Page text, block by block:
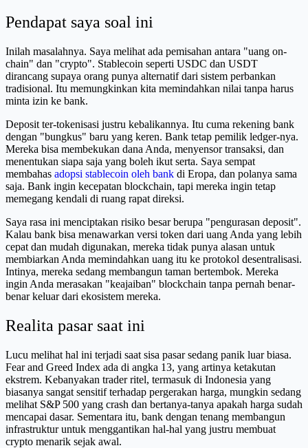
Pendapat saya soal ini
Inilah masalahnya. Saya melihat ada pemisahan antara "uang on-
chain" dan "crypto". Stablecoin seperti USDC dan USDT
dirancang supaya orang punya alternatif dari sistem perbankan
tradisional. Itu memungkinkan kita memindahkan nilai tanpa harus
minta izin ke bank.
Deposit ter-tokenisasi justru kebalikannya. Itu cuma rekening bank
dengan "bungkus" baru yang keren. Bank tetap pemilik ledger-nya.
Mereka bisa membekukan dana Anda, menyensor transaksi, dan
menentukan siapa saja yang boleh ikut serta. Saya sempat
membahas adopsi stablecoin oleh bank di Eropa, dan polanya sama
saja. Bank ingin kecepatan blockchain, tapi mereka ingin tetap
memegang kendali di ruang rapat direksi.
Saya rasa ini menciptakan risiko besar berupa "pengurasan deposit".
Kalau bank bisa menawarkan versi token dari uang Anda yang lebih
cepat dan mudah digunakan, mereka tidak punya alasan untuk
membiarkan Anda memindahkan uang itu ke protokol desentralisasi.
Intinya, mereka sedang membangun taman bertembok. Mereka
ingin Anda merasakan "keajaiban" blockchain tanpa pernah benar-
benar keluar dari ekosistem mereka.
Realita pasar saat ini
Lucu melihat hal ini terjadi saat sisa pasar sedang panik luar biasa.
Fear and Greed Index ada di angka 13, yang artinya ketakutan
ekstrem. Kebanyakan trader ritel, termasuk di Indonesia yang
biasanya sangat sensitif terhadap pergerakan harga, mungkin sedang
melihat S&P 500 yang crash dan bertanya-tanya apakah harga sudah
mencapai dasar. Sementara itu, bank dengan tenang membangun
infrastruktur untuk menggantikan hal-hal yang justru membuat
crypto menarik sejak awal.